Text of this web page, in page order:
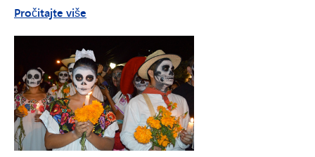
Pročitajte više